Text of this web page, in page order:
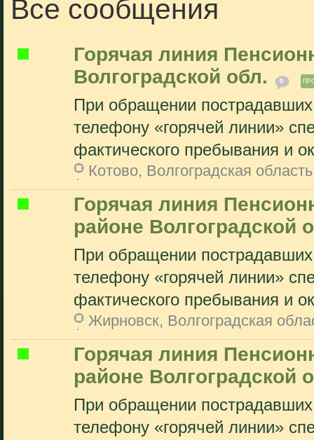
Все сообщения
Горячая линия
Волгоградской обл.
0
При обращении
телефону «горячей линии»
фактического пребывания и
Котово, Волгоградская область
Горячая линия
районе Волгоградской
При обращении
телефону «горячей линии»
фактического пребывания и
Жирновск, Волгоградская
Горячая линия
районе Волгоградской
При обращении
телефону «горячей линии»